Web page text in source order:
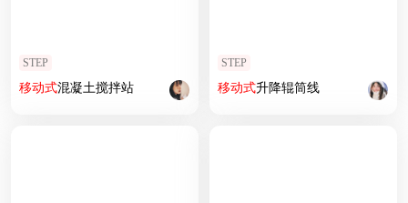
STEP
移动式混凝土搅拌站
STEP
移动式升降辊筒线